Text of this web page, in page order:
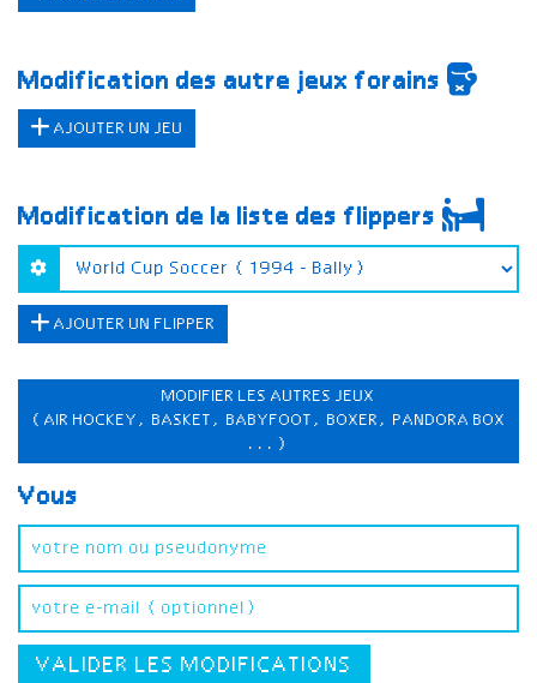
Modification des autre jeux forains
AJOUTER UN JEU
Modification de la liste des flippers
AJOUTER UN FLIPPER
MODIFIER LES AUTRES JEUX
(AIR HOCKEY, BASKET, BABYFOOT, BOXER, PANDORA BOX
...)
Vous
VALIDER LES MODIFICATIONS